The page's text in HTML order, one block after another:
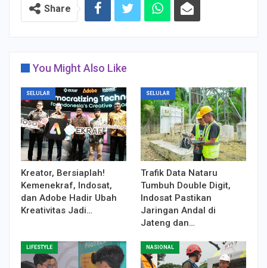
Share
You Might Also Like
SELULAR
Kreator, Bersiaplah!
Kemenekraf, Indosat,
dan Adobe Hadir Ubah
Kreativitas Jadi…
SELULAR
Trafik Data Nataru
Tumbuh Double Digit,
Indosat Pastikan
Jaringan Andal di
Jateng dan…
LIFESTYLE NASIONAL